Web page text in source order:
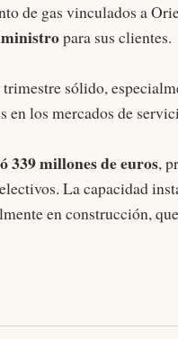
de gas vinculados a
para sus clientes.
sólido,
en los mercados de
339 millones de euros,
La capacidad
en construcción,